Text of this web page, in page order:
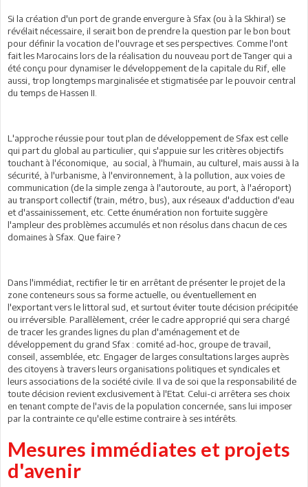
Si la création d'un port de grande envergure à Sfax (ou à la Skhira!) se
révélait nécessaire, il serait bon de prendre la question par le bon bout
pour définir la vocation de l'ouvrage et ses perspectives. Comme l'ont
fait les Marocains lors de la réalisation du nouveau port de Tanger qui a
été conçu pour dynamiser le développement de la capitale du Rif, elle
aussi, trop longtemps marginalisée et stigmatisée par le pouvoir central
du temps de Hassen II.
L'approche réussie pour tout plan de développement de Sfax est celle
qui part du global au particulier, qui s'appuie sur les critères objectifs
touchant à l'économique, au social, à l'humain, au culturel, mais aussi à la
sécurité, à l'urbanisme, à l'environnement, à la pollution, aux voies de
communication (de la simple zenga à l'autoroute, au port, à l'aéroport)
au transport collectif (train, métro, bus), aux réseaux d'adduction d'eau
et d'assainissement, etc. Cette énumération non fortuite suggère
l'ampleur des problèmes accumulés et non résolus dans chacun de ces
domaines à Sfax. Que faire ?
Dans l'immédiat, rectifier le tir en arrêtant de présenter le projet de la
zone conteneurs sous sa forme actuelle, ou éventuellement en
l'exportant vers le littoral sud, et surtout éviter toute décision précipitée
ou irréversible. Parallèlement, créer le cadre approprié qui sera chargé
de tracer les grandes lignes du plan d'aménagement et de
développement du grand Sfax : comité ad-hoc, groupe de travail,
conseil, assemblée, etc. Engager de larges consultations larges auprès
des citoyens à travers leurs organisations politiques et syndicales et
leurs associations de la société civile. Il va de soi que la responsabilité de
toute décision revient exclusivement à l'Etat. Celui-ci arrêtera ses choix
en tenant compte de l'avis de la population concernée, sans lui imposer
par la contrainte ce qu'elle estime contraire à ses intérêts.
Mesures immédiates et projets
d'avenir